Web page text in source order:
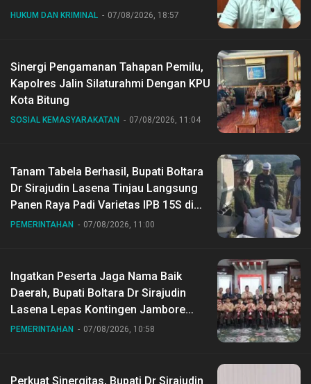
HUKUM DAN KRIMINAL 07/08/2026, 18:57
Sinergi Pengamanan Tahapan Pemilu,
Kapolres Jalin Silaturahmi Dengan KPU
Kota Bitung
SOSIAL KEMASYARAKATAN 07/08/2026, 11:04
Tanam Tabela Berhasil, Bupati Boltara
Dr Sirajudin Lasena Tinjau Langsung
Panen Raya Padi Varietas IPB 15S di
Desa Gihang
PEMERINTAHAN 07/08/2026, 11:00
Ingatkan Peserta Jaga Nama Baik
Daerah, Bupati Boltara Dr Sirajudin
Lasena Lepas Kontingen Jambore
Nasional ke XII di Buperta Cibubur
PEMERINTAHAN 07/08/2026, 10:58
Perkuat Sinergitas, Bupati Dr Sirajudin